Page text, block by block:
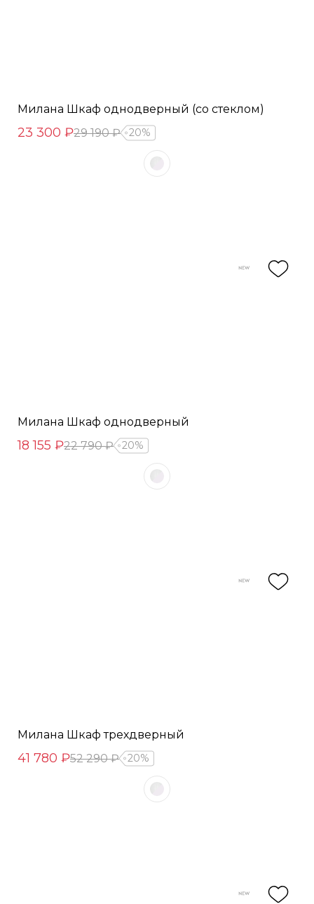
Милана Шкаф однодверный (со стеклом)
23 300 ₽29 190 ₽ 20%
Милана Шкаф однодверный
18 155 ₽22 790 ₽ 20%
Милана Шкаф трехдверный
41 780 ₽52 290 ₽ 20%